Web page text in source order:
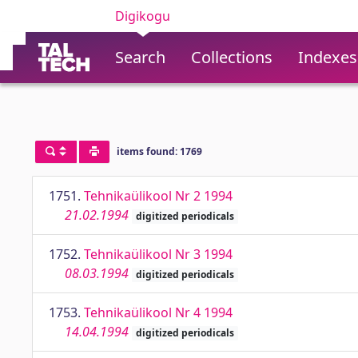
Digikogu
Search Collections Indexes
items found: 1769
1751. Tehnikaülikool Nr 2 1994
21.02.1994 digitized periodicals
1752. Tehnikaülikool Nr 3 1994
08.03.1994 digitized periodicals
1753. Tehnikaülikool Nr 4 1994
14.04.1994 digitized periodicals